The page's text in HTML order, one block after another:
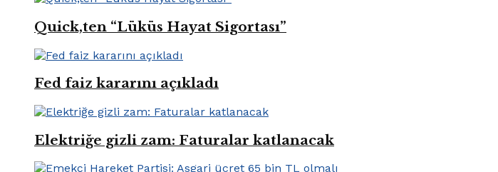
Quick,ten “Lüküs Hayat Sigortası”
Fed faiz kararını açıkladı
Elektriğe gizli zam: Faturalar katlanacak